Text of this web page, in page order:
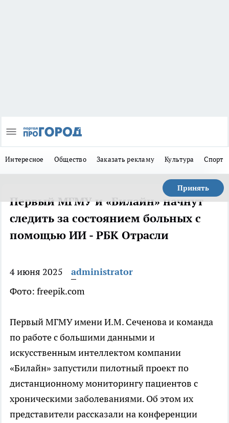
Интересное Общество Заказать рекламу Культура Спорт
Принять
Первый МГМУ и «Билайн» начнут
следить за состоянием больных с
помощью ИИ - РБК Отрасли
4 июня 2025
administrator
Фото: freepik.com
Первый МГМУ имени И.М. Сеченова и команда
по работе с большими данными и
искусственным интеллектом компании
«Билайн» запустили пилотный проект по
дистанционному мониторингу пациентов с
хроническими заболеваниями. Об этом их
представители рассказали на конференции